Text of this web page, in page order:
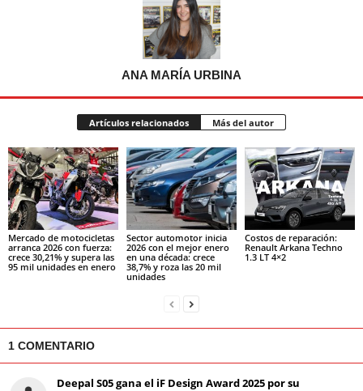
ANA MARÍA URBINA
Artículos relacionados Más del autor
Mercado de motocicletas
arranca 2026 con fuerza:
crece 30,21% y supera las
95 mil unidades en enero
Sector automotor inicia
2026 con el mejor enero
en una década: crece
38,7% y roza las 20 mil
unidades
Costos de reparación:
Renault Arkana Techno
1.3 LT 4×2
1 COMENTARIO
Deepal S05 gana el iF Design Award 2025 por su